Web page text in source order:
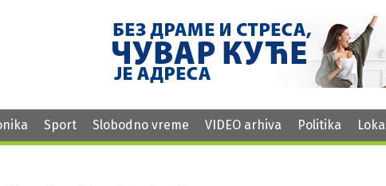
Sport Slobodno vreme VIDEO arhiva Politika